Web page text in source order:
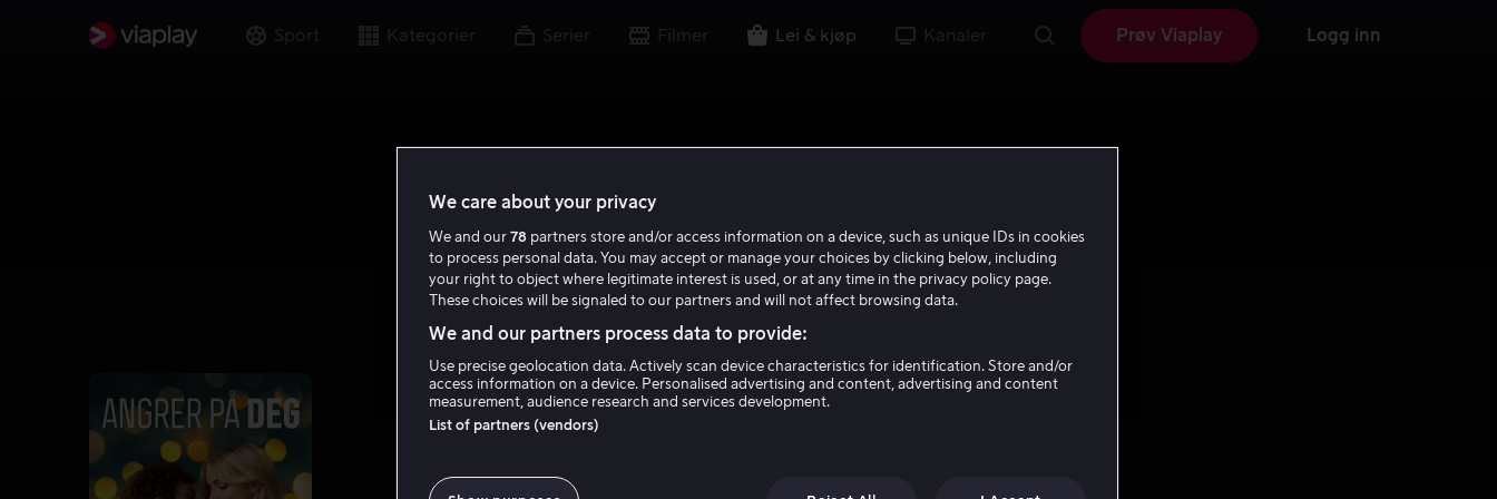
Sport Kategorier Serier Filmer Lei & kjøp Kanaler Prøv Viaplay Logg inn
We care about your privacy
We and our 78 partners store and/or access information on a device, such as unique IDs in cookies
to process personal data. You may accept or manage your choices by clicking below, including
your right to object where legitimate interest is used, or at any time in the privacy policy page.
These choices will be signaled to our partners and will not affect browsing data.
We and our partners process data to provide:
Use precise geolocation data. Actively scan device characteristics for identification. Store and/or
access information on a device. Personalised advertising and content, advertising and content
measurement, audience research and services development.
List of partners (vendors)